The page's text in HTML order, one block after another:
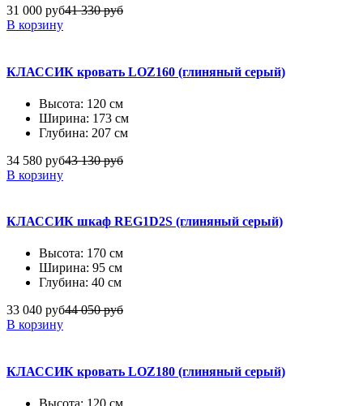
31 000 руб41 330 руб
В корзину
КЛАССИК кровать LOZ160 (глиняный серый)
Высота: 120 см
Ширина: 173 см
Глубина: 207 см
34 580 руб43 130 руб
В корзину
КЛАССИК шкаф REG1D2S (глиняный серый)
Высота: 170 см
Ширина: 95 см
Глубина: 40 см
33 040 руб44 050 руб
В корзину
КЛАССИК кровать LOZ180 (глиняный серый)
Высота: 120 см